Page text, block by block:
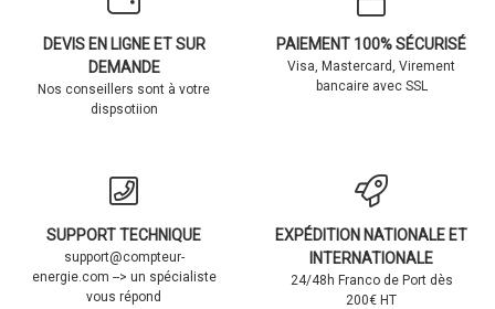
DEVIS EN LIGNE ET SUR
DEMANDE
Nos conseillers sont à votre
dispsotiion
PAIEMENT 100% SÉCURISÉ
Visa, Mastercard, Virement
bancaire avec SSL
SUPPORT TECHNIQUE
support@compteur-
energie.com --> un spécialiste
vous répond
EXPÉDITION NATIONALE ET
INTERNATIONALE
24/48h Franco de Port dès
200€ HT